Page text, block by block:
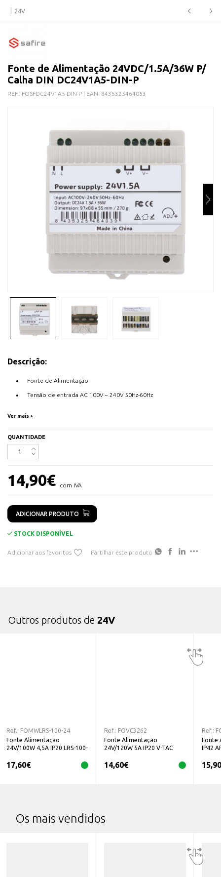
24V
Fonte de Alimentação 24VDC/1.5A/36W P/
Calha DIN DC24V1A5-DIN-P
REF.: FOSFDC24V1A5-DIN-P | EAN: 8435325464053
Descrição:
Fonte de Alimentação
Tensão de entrada AC 100V ~ 240V 50Hz-60Hz
1.5 A / 36 W
Voltagem 24 V Ajustável
Eficiência >85%
97 (Fo) x 55 (Al) x 88 (An) mm
Ver mais +
QUANTIDADE
14,90€ com IVA
ADICIONAR PRODUTO
STOCK DISPONÍVEL
Adicionar aos favoritos Partilhar este produto
Outros produtos de 24V
Ref.: FOMWLRS-100-24
Fonte Alimentação
24V/100W 4,5A IP20 LRS-100-
17,60€
Ref.: FOVC3262
Fonte Alimentação
24V/120W 5A IP20 V-TAC
14,60€
Ref.:
Fonte
IP42
15,90
Os mais vendidos